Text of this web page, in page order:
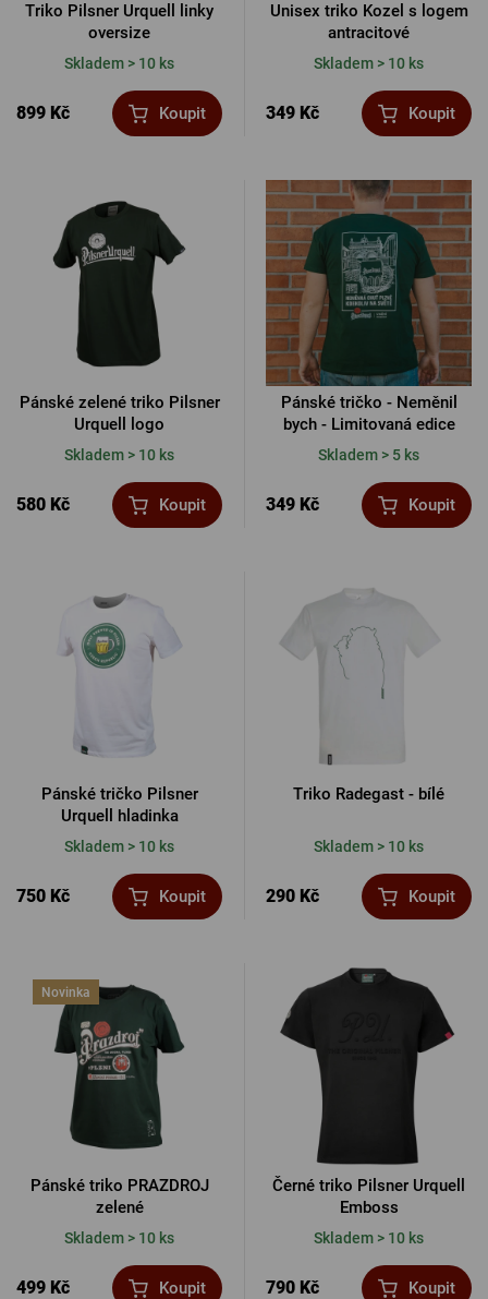
Triko Pilsner Urquell linky
oversize
Skladem > 10 ks
899 Kč Koupit
Unisex triko Kozel s logem
antracitové
Skladem > 10 ks
349 Kč Koupit
Pánské zelené triko Pilsner
Urquell logo
Skladem > 10 ks
580 Kč Koupit
Pánské tričko - Neměnil
bych - Limitovaná edice
Skladem > 5 ks
349 Kč Koupit
Pánské tričko Pilsner
Urquell hladinka
Skladem > 10 ks
750 Kč Koupit
Triko Radegast - bílé
Skladem > 10 ks
290 Kč Koupit
Novinka
Pánské triko PRAZDROJ
zelené
Skladem > 10 ks
499 Kč Koupit
Černé triko Pilsner Urquell
Emboss
Skladem > 10 ks
790 Kč Koupit